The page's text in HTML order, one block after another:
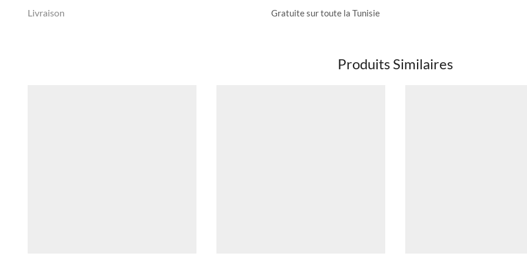
Livraison Gratuite sur toute la Tunisie
Produits Similaires